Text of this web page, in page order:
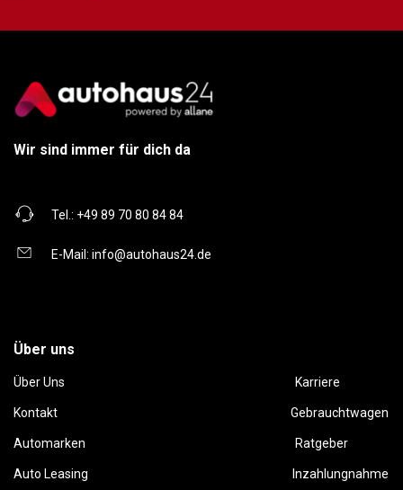
Wir sind immer für dich da
Tel.: +49 89 70 80 84 84
E-Mail: info@autohaus24.de
Über uns
Über Uns Karriere
Kontakt Gebrauchtwagen
Automarken Ratgeber
Auto Leasing Inzahlungnahme